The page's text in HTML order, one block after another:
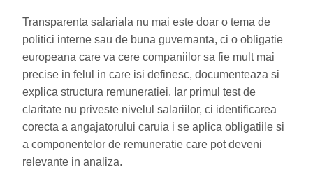
Transparenta salariala nu mai este doar o tema de
politici interne sau de buna guvernanta, ci o obligatie
europeana care va cere companiilor sa fie mult mai
precise in felul in care isi definesc, documenteaza si
explica structura remuneratiei. Iar primul test de
claritate nu priveste nivelul salariilor, ci identificarea
corecta a angajatorului caruia i se aplica obligatiile si
a componentelor de remuneratie care pot deveni
relevante in analiza.